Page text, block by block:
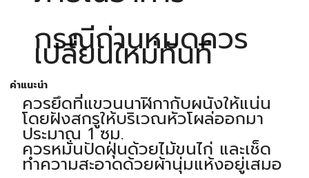
กรณีถ่านหมดควร
เปลี่ยนใหม่ทันที
คำแนะนำ
ควรยึดที่แขวนนาฬิกากับผนังให้แน่น
โดยฝังสกรูให้บริเวณหัวโผล่ออกมา
ประมาณ 1 ซม.
ควรหมั่นปัดฝุ่นด้วยไม้ขนไก่ และเช็ด
ทำความสะอาดด้วยผ้านุ่มแห้งอยู่เสมอ